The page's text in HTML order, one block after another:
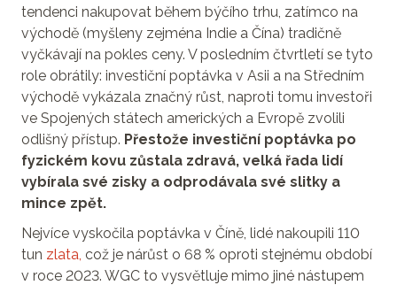
tendenci nakupovat během býčího trhu, zatímco na
východě (myšleny zejména Indie a Čína) tradičně
vyčkávají na pokles ceny. V posledním čtvrtletí se tyto
role obrátily: investiční poptávka v Asii a na Středním
východě vykázala značný růst, naproti tomu investoři
ve Spojených státech amerických a Evropě zvolili
odlišný přístup. Přestože investiční poptávka po
fyzickém kovu zůstala zdravá, velká řada lidí
vybírala své zisky a odprodávala své slitky a
mince zpět.
Nejvíce vyskočila poptávka v Číně, lidé nakoupili 110
tun zlata, což je nárůst o 68 % oproti stejnému období
v roce 2023. WGC to vysvětluje mimo jiné nástupem